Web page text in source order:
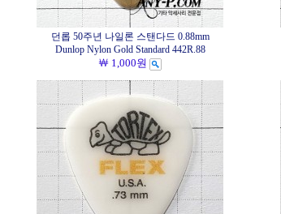
던롭 50주년 나일론 스탠다드 0.88mm
Dunlop Nylon Gold Standard 442R.88
￦ 1,000원